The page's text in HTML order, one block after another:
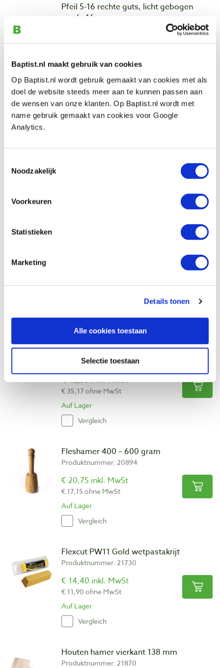
Baptist.nl maakt gebruik van cookies
Op Baptist.nl wordt gebruik gemaakt van cookies met als
doel de website steeds meer aan te kunnen passen aan
de wensen van onze klanten. Op Baptist.nl wordt met
name gebruik gemaakt van cookies voor Google
Analytics.
Noodzakelijk
Voorkeuren
Statistieken
Marketing
Details tonen
Alle cookies toestaan
Selectie toestaan
Pfeil 5-16 rechte guts, licht gebogen
snede 16 mm
€ 31,90 inkl. MwSt
Auf Lager
Vergleich
Pfeil 5-18 rechte guts, licht gebogen
Pfeil 5-20 rechte guts, licht gebogen
snede 22 mm
Produktnummer: 24578
€ 42,55 inkl. MwSt
€ 35,17 ohne MwSt
Auf Lager
Vergleich
Fleshamer 400 – 600 gram
Produktnummer: 20894
€ 20,75 inkl. MwSt
€ 17,15 ohne MwSt
Auf Lager
Vergleich
Flexcut PW11 Gold wetpastakrijt
Produktnummer: 21730
€ 14,40 inkl. MwSt
€ 11,90 ohne MwSt
Auf Lager
Vergleich
Houten hamer vierkant 138 mm
Produktnummer: 21870